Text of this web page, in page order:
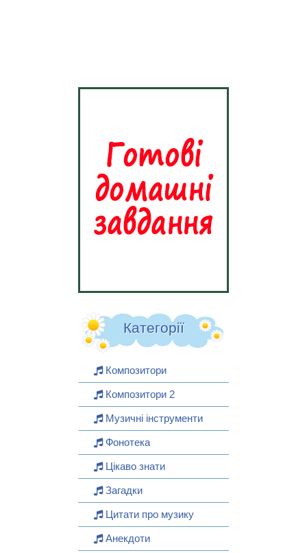
Категорії
Композитори
Композитори 2
Музичні інструменти
Фонотека
Цікаво знати
Загадки
Цитати про музику
Анекдоти